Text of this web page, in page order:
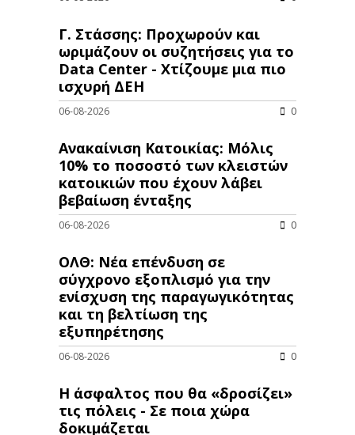
Γ. Στάσσης: Προχωρούν και
ωριμάζουν οι συζητήσεις για το
Data Center - Χτίζουμε μια πιο
ισχυρή ΔΕΗ
06-08-2026 0
Ανακαίνιση Κατοικίας: Μόλις
10% το ποσοστό των κλειστών
κατοικιών που έχουν λάβει
βεβαίωση ένταξης
06-08-2026 0
ΟΛΘ: Νέα επένδυση σε
σύγχρονο εξοπλισμό για την
ενίσχυση της παραγωγικότητας
και τη βελτίωση της
εξυπηρέτησης
06-08-2026 0
Η άσφαλτος που θα «δροσίζει»
τις πόλεις - Σε ποια χώρα
δοκιμάζεται